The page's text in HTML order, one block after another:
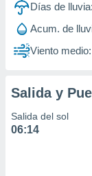
Días de lluvia:
Acum. de
Viento medio:
Salida y
Salida del sol
06:14